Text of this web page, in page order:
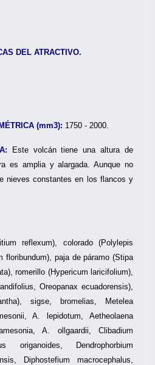
DEL ATRACTIVO.
(mm3): 1750 - 2000.
Este volcán tiene una altura de
es amplia y alargada. Aunque no
nieves constantes en los flancos y
reflexum), colorado (Polylepis
floribundum), paja de páramo (Stipa
romerillo (Hypericum laricifolium),
Oreopanax ecuadorensis),
sigse, bromelias, Metelea
A. lepidotum, Aetheolaena
A. ollgaardii, Clibadium
origanoides, Dendrophorbium
Diphostefium macrocephalus,